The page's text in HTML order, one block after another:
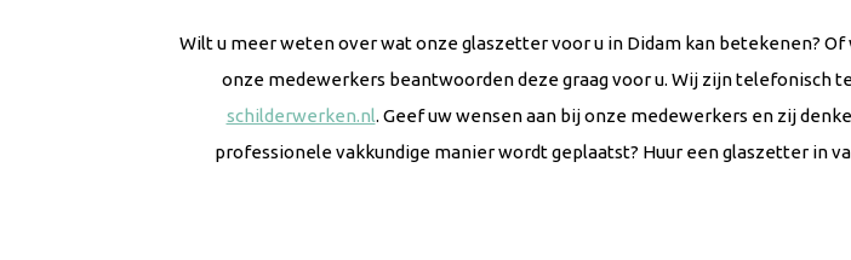
Wilt u meer weten over wat onze glaszetter voor u in Didam kan betekenen?
onze medewerkers beantwoorden deze graag voor u. Wij zijn telefonisch
schilderwerken.nl. Geef uw wensen aan bij onze medewerkers en zij
professionele vakkundige manier wordt geplaatst? Huur een glaszetter in